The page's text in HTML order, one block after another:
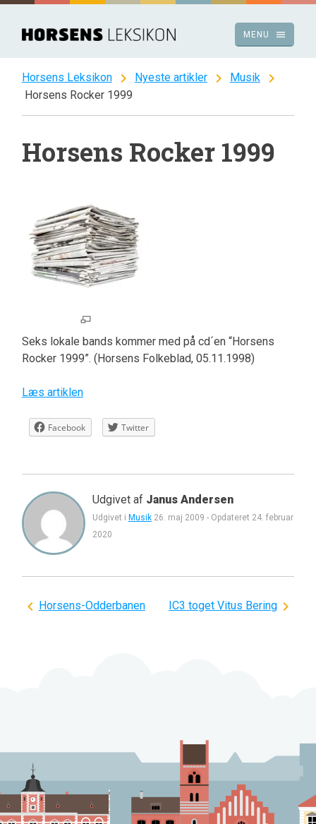
Spring
indhold
menu
MENU
Horsens Leksikon chevron_right Nyeste artikler chevron_right Musik chevron_right
Horsens Rocker 1999
Horsens Rocker 1999
Seks lokale bands kommer med på cd´en “Horsens
Rocker 1999”. (Horsens Folkeblad, 05.11.1998)
Læs artiklen
Facebook Twitter
Udgivet af Janus Andersen
Udgivet i Musik 26. maj 2009 - Opdateret 24. februar
2020
Indlægsnavigation
Horsens-Odderbanen IC3 toget Vitus Bering